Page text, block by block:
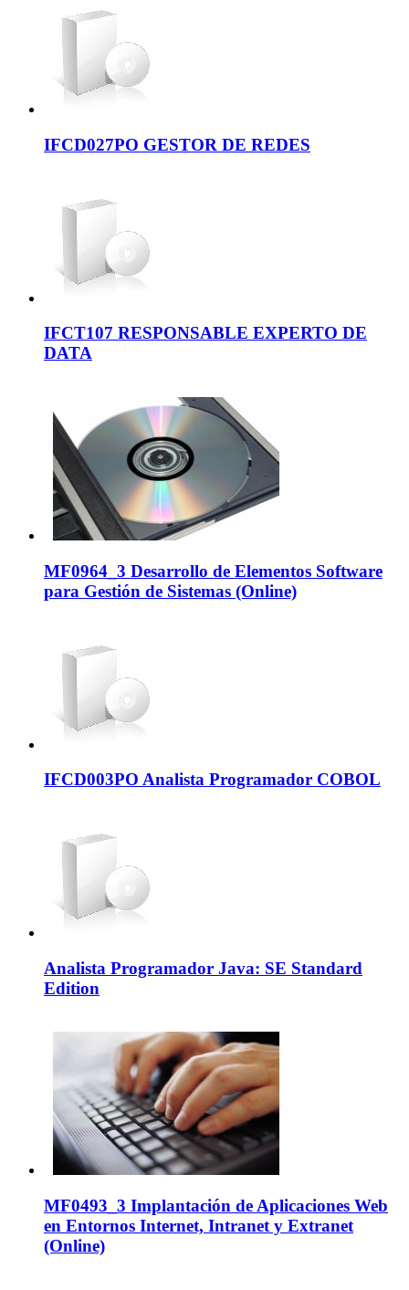
IFCD027PO GESTOR DE REDES
IFCT107 RESPONSABLE EXPERTO DE
DATA
MF0964_3 Desarrollo de Elementos Software
para Gestión de Sistemas (Online)
IFCD003PO Analista Programador COBOL
Analista Programador Java: SE Standard
Edition
MF0493_3 Implantación de Aplicaciones Web
en Entornos Internet, Intranet y Extranet
(Online)